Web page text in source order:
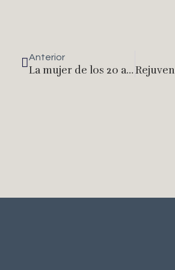
Anterior
La mujer de los 20 a los 60